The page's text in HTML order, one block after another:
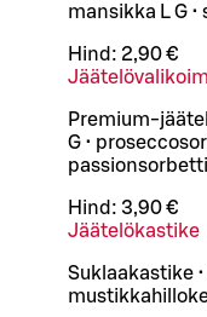
mansikka L G •
Hind: 2,90 €
Premium-
G •
passionsorbetti
Hind: 3,90 €
Jäätelökastike
Suklaakastike